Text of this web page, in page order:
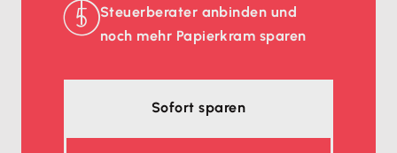
Steuerberater anbinden und
noch mehr Papierkram sparen
Sofort sparen